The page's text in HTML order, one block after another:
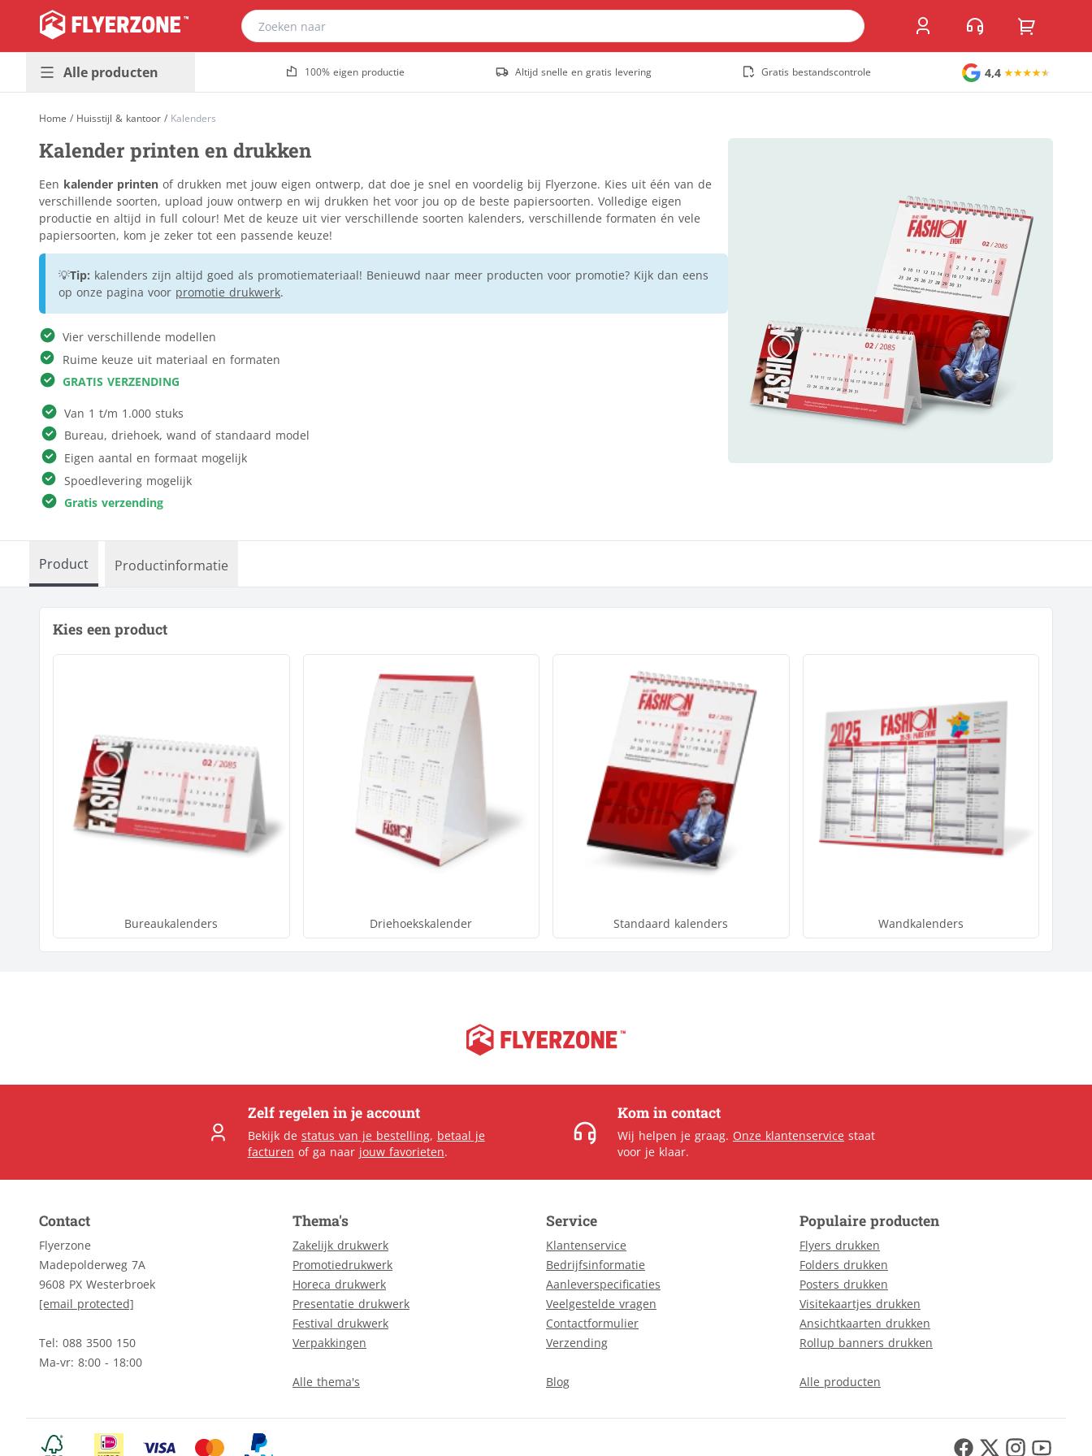
Alle producten
buitenreclame
Promotiedrukwerk
Huisstijl &
kantoor
Horeca &
Stickers &
Verpakkingen &
relatiegeschenken
Kleding & textiel
Interieur &
fotocadeau
Alle producten
Dibond
Populair
Foamboard
Forex
Populair
Gevelreclame
Golfkarton
Kanaalplaat
Makelaarsborden
Massief karton
Naambordjes
Re-board
Sportveldborden
Trespa
Stoepborden
Tuinposter
Staande banners
Rollup banners
Populair
Spandoeken
Vlaggen en accessoires
Sandwichborden
Tuincirkel
Welkomstbord
100% eigen productie Altijd snelle en gratis levering Gratis bestandscontrole 4,4
Home / Huisstijl & kantoor / Kalenders
Kalender printen en drukken
Een kalender printen of drukken met jouw eigen ontwerp, dat doe je snel en voordelig bij Flyerzone. Kies uit één van de
verschillende soorten, upload jouw ontwerp en wij drukken het voor jou op de beste papiersoorten. Volledige eigen
productie en altijd in full colour! Met de keuze uit vier verschillende soorten kalenders, verschillende formaten én vele
papiersoorten, kom je zeker tot een passende keuze!
💡Tip: kalenders zijn altijd goed als promotiemateriaal! Benieuwd naar meer producten voor promotie? Kijk dan eens
op onze pagina voor promotie drukwerk.
Vier verschillende modellen
Ruime keuze uit materiaal en formaten
GRATIS VERZENDING
Van 1 t/m 1.000 stuks
Bureau, driehoek, wand of standaard model
Eigen aantal en formaat mogelijk
Spoedlevering mogelijk
Gratis verzending
Product Productinformatie
Kies een product
Bureaukalenders Driehoekskalender Standaard kalenders Wandkalenders
Zelf regelen in je account
Bekijk de status van je bestelling, betaal je
facturen of ga naar jouw favorieten.
Kom in contact
Wij helpen je graag. Onze klantenservice staat
voor je klaar.
Contact
Flyerzone
Madepolderweg 7A
9608 PX Westerbroek
[email protected]
Tel: 088 3500 150
Ma-vr: 8:00 - 18:00
Thema's
Zakelijk drukwerk
Promotiedrukwerk
Horeca drukwerk
Presentatie drukwerk
Festival drukwerk
Verpakkingen
Alle thema's
Service
Klantenservice
Bedrijfsinformatie
Aanleverspecificaties
Veelgestelde vragen
Contactformulier
Verzending
Blog
Populaire producten
Flyers drukken
Folders drukken
Posters drukken
Visitekaartjes drukken
Ansichtkaarten drukken
Rollup banners drukken
Alle producten